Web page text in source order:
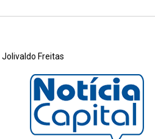
Jolivaldo Freitas